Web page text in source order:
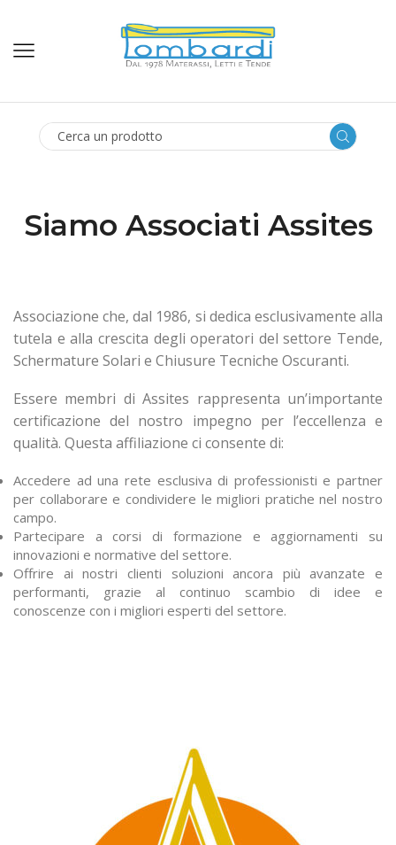
Siamo Associati Assites
Associazione che, dal 1986, si dedica esclusivamente alla
tutela e alla crescita degli operatori del settore Tende,
Schermature Solari e Chiusure Tecniche Oscuranti.
Essere membri di Assites rappresenta un’importante
certificazione del nostro impegno per l’eccellenza e
qualità. Questa affiliazione ci consente di:
Accedere ad una rete esclusiva di professionisti e partner
per collaborare e condividere le migliori pratiche nel nostro
campo.
Partecipare a corsi di formazione e aggiornamenti su
innovazioni e normative del settore.
Offrire ai nostri clienti soluzioni ancora più avanzate e
performanti, grazie al continuo scambio di idee e
conoscenze con i migliori esperti del settore.